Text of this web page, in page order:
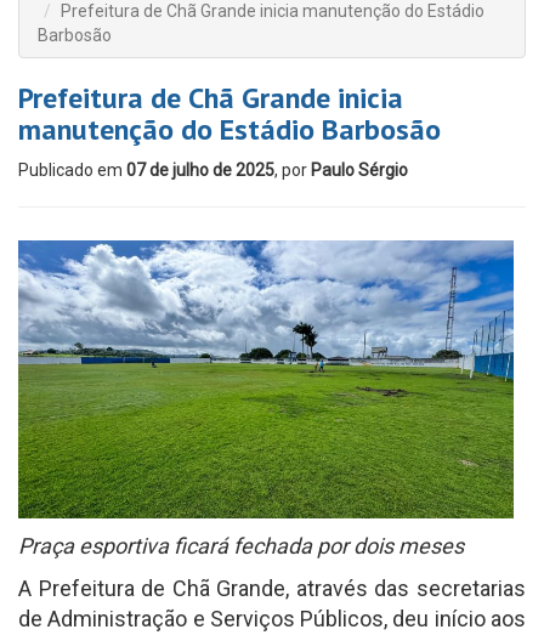
Prefeitura de Chã Grande inicia manutenção do Estádio
Barbosão
Prefeitura de Chã Grande inicia
manutenção do Estádio Barbosão
Publicado em 07 de julho de 2025, por Paulo Sérgio
Praça esportiva ficará fechada por dois meses
A Prefeitura de Chã Grande, através das secretarias
de Administração e Serviços Públicos, deu início aos